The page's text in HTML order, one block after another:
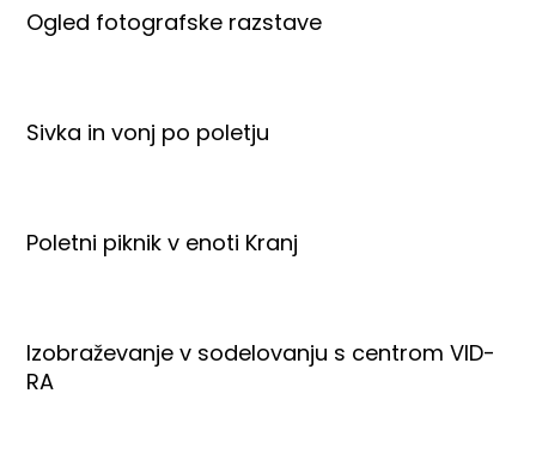
Ogled fotografske razstave
Sivka in vonj po poletju
Poletni piknik v enoti Kranj
Izobraževanje v sodelovanju s centrom VID-
RA